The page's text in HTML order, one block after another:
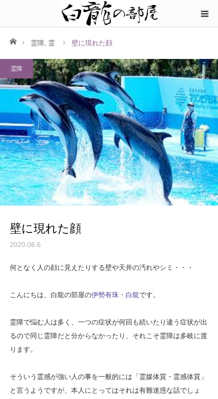
ホーム霊障 霊 壁に現れた顔
霊障
壁に現れた顔
2020.06.6
何となく人の顔に見えたりする壁や天井の汚れやシミ・・・
こんにちは、白龍の部屋の伊勢有珠・白龍です。
霊障で悩む人は多く、一つの症状が何回も続いたり違う症状が出
るので同じ霊障だと分からなかったり、それこそ霊障は多岐に渡
ります。
そういう霊感が強い人の事を一般的には「霊媒体質・霊感体質」
と言うようですが、本人にとってはそれは有難迷惑な話でしょ